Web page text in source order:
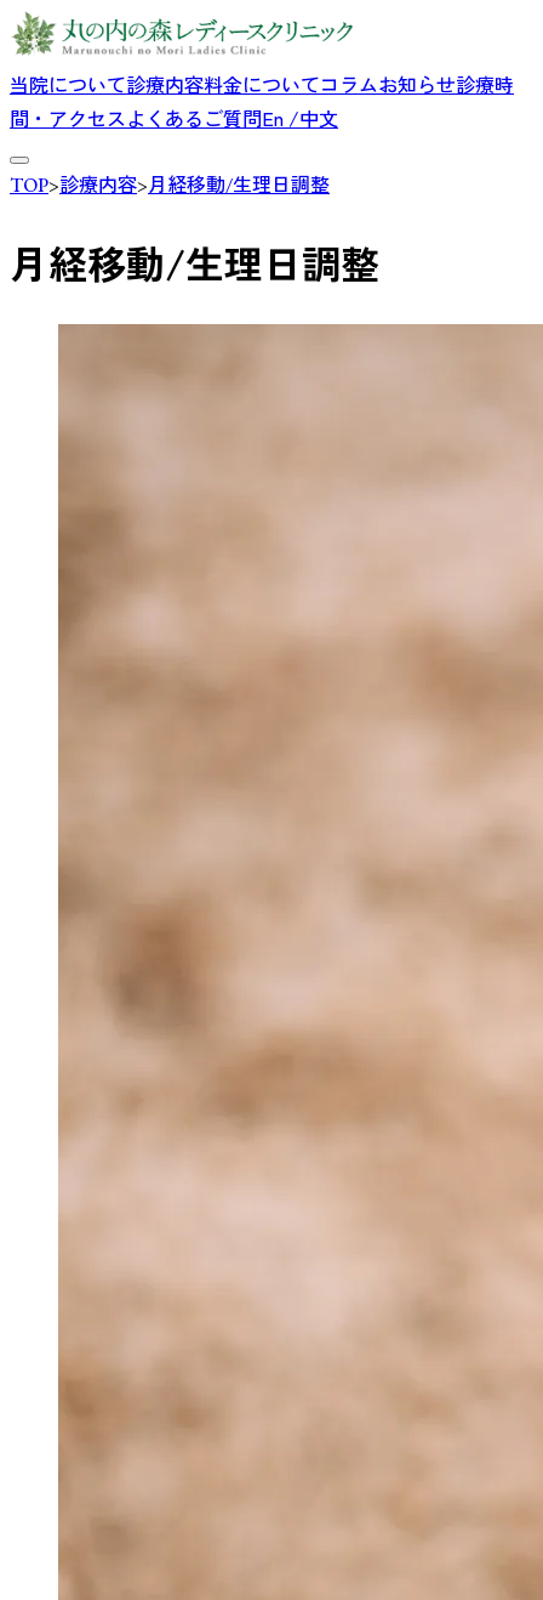
当院について診療内容料金についてコラムお知らせ診療時
間・アクセスよくあるご質問En /中文
TOP>診療内容>月経移動/生理日調整
月経移動/生理日調整